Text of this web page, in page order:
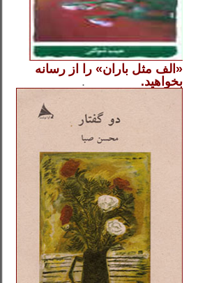
«الف مثل باران» را از رسانه
بخواهید.
.